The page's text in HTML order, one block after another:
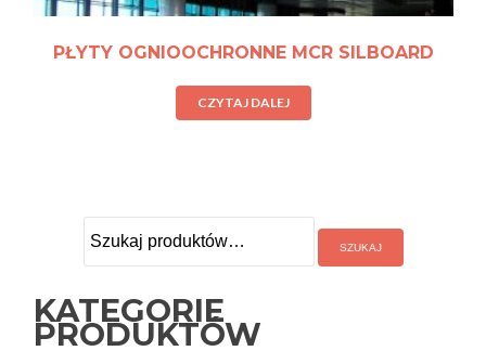
PŁYTY OGNIOOCHRONNE MCR SILBOARD
CZYTAJ DALEJ
KATEGORIE
PRODUKTÓW